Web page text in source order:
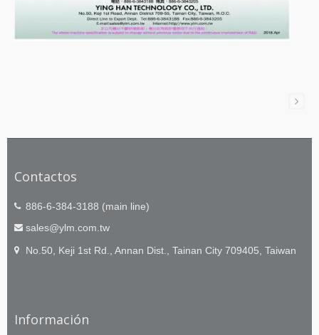
Contactos
886-6-384-3188 (main line)
sales@ylm.com.tw
No.50, Keji 1st Rd., Annan Dist., Tainan City 709405, Taiwan
Información